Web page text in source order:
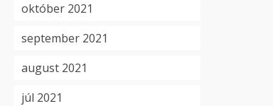
október 2021
september 2021
august 2021
júl 2021